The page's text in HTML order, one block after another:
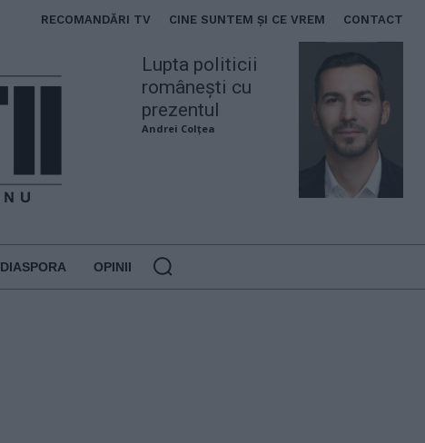
RECOMANDĂRI TV CINE SUNTEM ȘI CE VREM CONTACT
Lupta politicii
românești cu
prezentul
Andrei Colțea
DIASPORA OPINII